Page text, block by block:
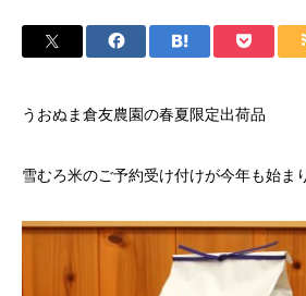
うおぬま倉友農園の春夏限定出荷品
雪むろ米のご予約受け付けが今年も始ま